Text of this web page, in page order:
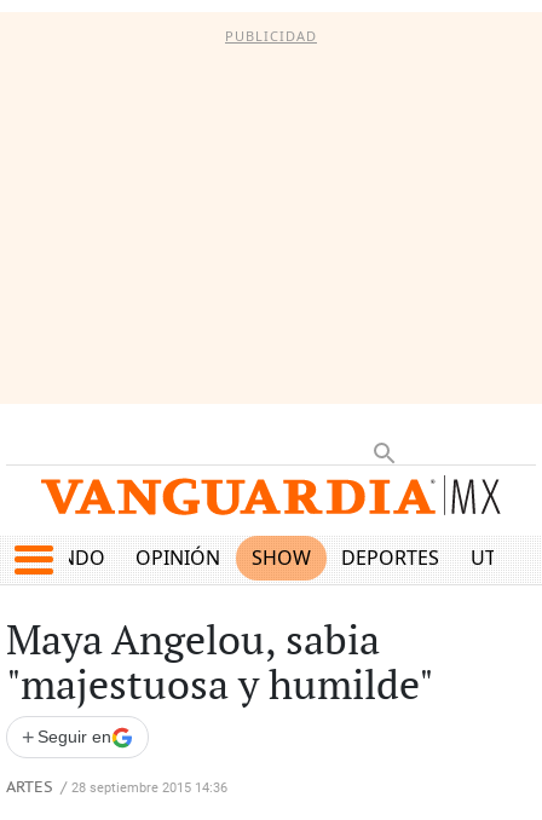
PUBLICIDAD
MUNDO OPINIÓN SHOW DEPORTES
Maya Angelou, sabia
"majestuosa y humilde"
+ Seguir en
ARTES / 28 septiembre 2015 14:36